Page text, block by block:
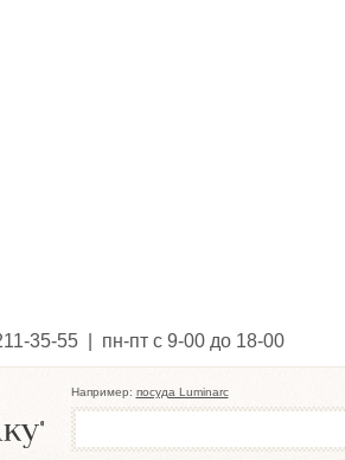
35-55 | пн-пт с 9-00 до 18-00
Например: посуда Luminarc